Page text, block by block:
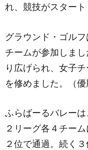
れ、競技がスタート
グラウンド・ゴル
チームが参加しま
り広げられ、女子
を修めました。（優
ふらばーるバレーは
２リーグ各４チー
２位で通過。続く